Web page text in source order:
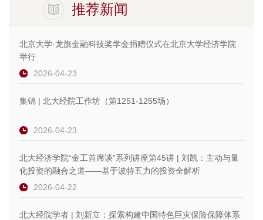
推荐新闻
北京大学·龙旗金融科技奖学金捐赠仪式在北京大学经济学院
举行
2026-04-23
集锦 | 北大经院工作坊（第1251-1255场）
2026-04-23
北大经济学院“金工首席谈”系列讲座第45讲 | 刘凯：主动与量
化投资的融合之道——基于波特五力的投资全解析
2026-04-22
北大经院学者 | 刘新立：探索构建中国特色巨灾保险保障体系